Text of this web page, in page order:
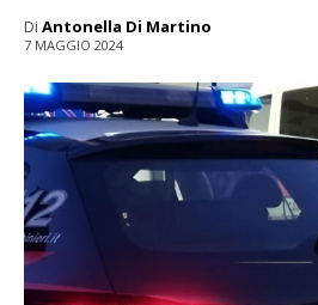
Di Antonella Di Martino
7 MAGGIO 2024